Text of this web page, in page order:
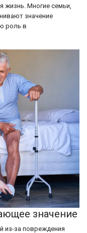
жизнь. Многие семьи,
значение
роль в
значение
из-за повреждения